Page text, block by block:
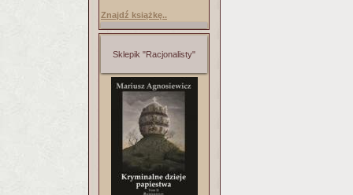
Znajdź książkę..
Sklepik "Racjonalisty"